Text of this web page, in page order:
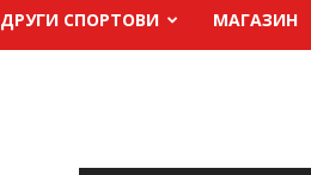
ДРУГИ СПОРТОВИ МАГАЗИН